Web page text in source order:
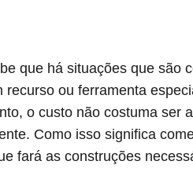
que há situações que são
recurso ou ferramenta
o custo não costuma ser
Como isso significa
fará as construções